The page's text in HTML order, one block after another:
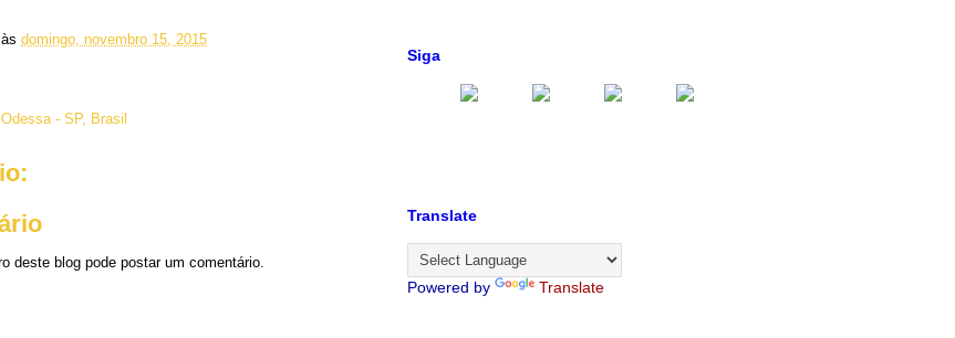
às domingo, novembro 15, 2015
- SP, Brasil
deste blog pode postar um comentário.
Siga
Translate
Powered by Translate